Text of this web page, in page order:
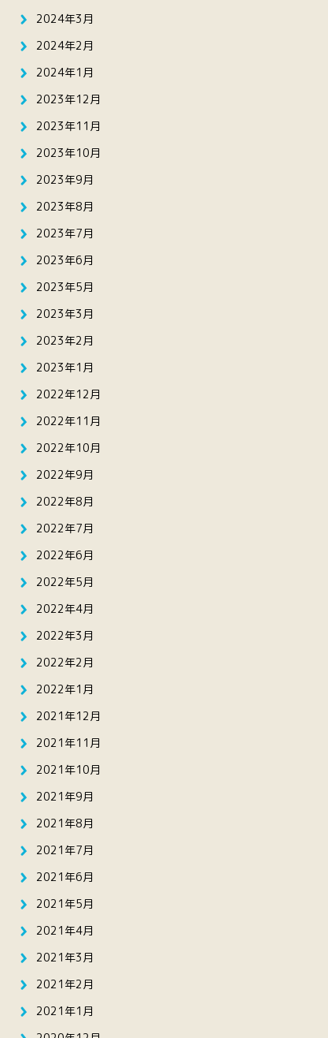
2024年3月
2024年2月
2024年1月
2023年12月
2023年11月
2023年10月
2023年9月
2023年8月
2023年7月
2023年6月
2023年5月
2023年3月
2023年2月
2023年1月
2022年12月
2022年11月
2022年10月
2022年9月
2022年8月
2022年7月
2022年6月
2022年5月
2022年4月
2022年3月
2022年2月
2022年1月
2021年12月
2021年11月
2021年10月
2021年9月
2021年8月
2021年7月
2021年6月
2021年5月
2021年4月
2021年3月
2021年2月
2021年1月